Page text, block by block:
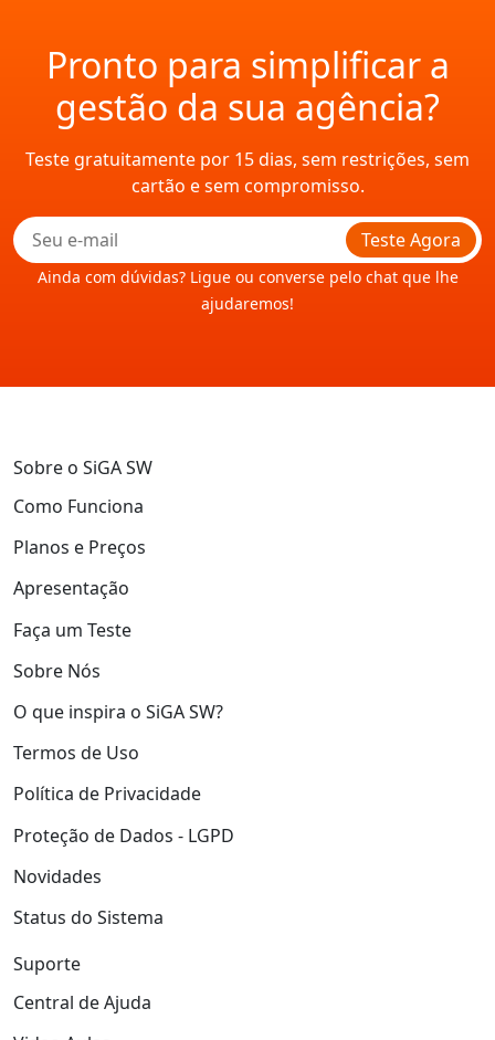
Pronto para simplificar a
gestão da sua agência?
Teste gratuitamente por 15 dias, sem restrições, sem
cartão e sem compromisso.
Teste Agora
Ainda com dúvidas? Ligue ou converse pelo chat que lhe
ajudaremos!
Sobre o SiGA SW
Como Funciona
Planos e Preços
Apresentação
Faça um Teste
Sobre Nós
O que inspira o SiGA SW?
Termos de Uso
Política de Privacidade
Proteção de Dados - LGPD
Novidades
Status do Sistema
Suporte
Central de Ajuda